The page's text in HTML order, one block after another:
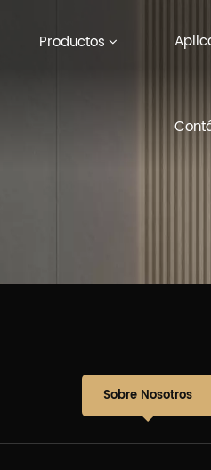
Productos
Sobre Nosotros